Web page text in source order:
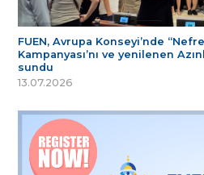
FUEN, Avrupa Konseyi’nde
Kampanyası’nı ve yenilenen
sundu
13.07.2026